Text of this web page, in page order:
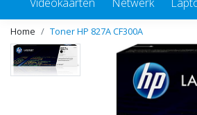
Home Toner HP 827A CF300A